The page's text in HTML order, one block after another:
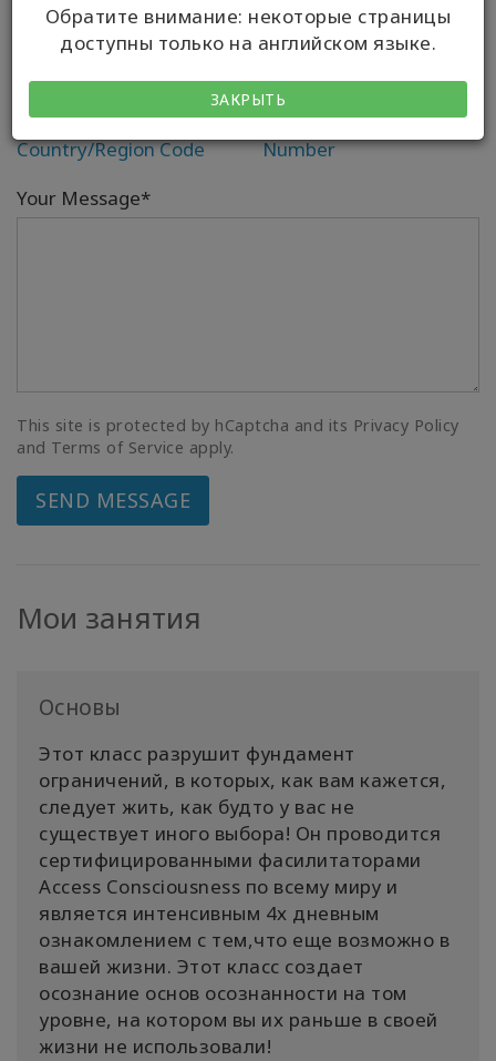
Обратите внимание: некоторые страницы
доступны только на английском языке.
ЗАКРЫТЬ
Телефон
Country/Region Code
Number
Your Message*
This site is protected by hCaptcha and its Privacy Policy
and Terms of Service apply.
SEND MESSAGE
Мои занятия
Основы
Этот класс разрушит фундамент
ограничений, в которых, как вам кажется,
следует жить, как будто у вас не
существует иного выбора! Он проводится
сертифицированными фасилитаторами
Access Consciousness по всему миру и
является интенсивным 4х дневным
ознакомлением с тем,что еще возможно в
вашей жизни. Этот класс создает
осознание основ осознанности на том
уровне, на котором вы их раньше в своей
жизни не использовали!